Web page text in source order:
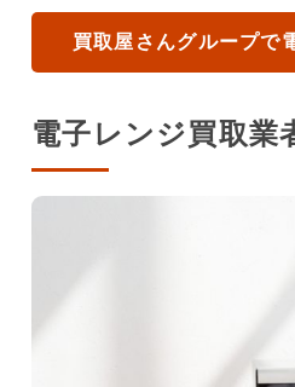
買取屋さんグループで
電子レンジ買取業